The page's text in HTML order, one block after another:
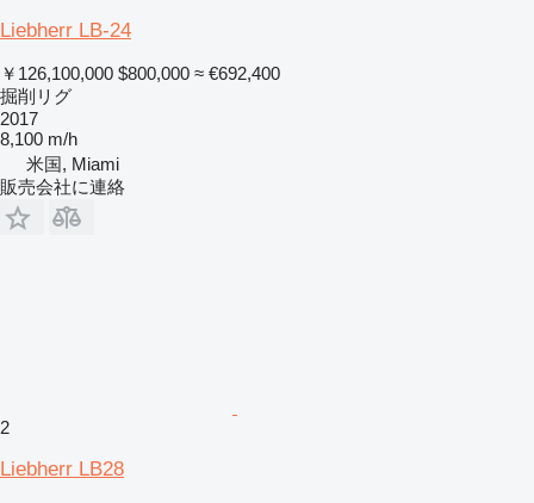
Liebherr LB-24
￥126,100,000 $800,000 ≈ €692,400
掘削リグ
2017
8,100 m/h
米国, Miami
販売会社に連絡
2
Liebherr LB28